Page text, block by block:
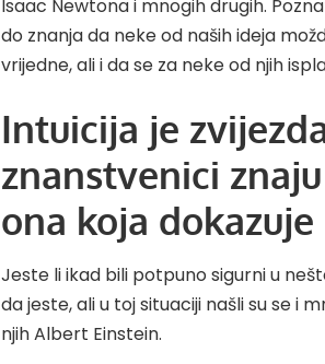
Isaac Newtona i mnogih drugih.
do znanja da neke od naših ideja
vrijedne, ali i da se za neke od njih
Intuicija je
znanstvenici
ona koja dokazuje
Jeste li ikad bili potpuno sigurni u
da jeste, ali u toj situaciji našli su se i
njih Albert Einstein.